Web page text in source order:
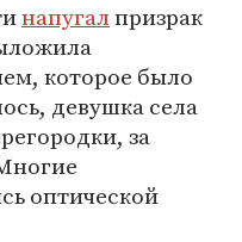
напугалпризрак
которое было
девушка села
за
оптической